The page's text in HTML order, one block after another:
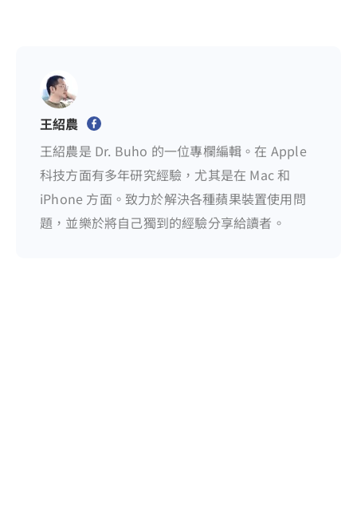
王紹農
王紹農是 Dr. Buho 的一位專欄編輯。在 Apple
科技方面有多年研究經驗，尤其是在 Mac 和
iPhone 方面。致力於解決各種蘋果裝置使用問
題，並樂於將自己獨到的經驗分享給讀者。